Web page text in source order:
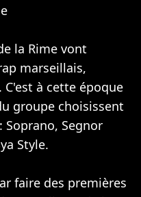
la Rime vont
marseillais,
. C'est à cette époque
groupe choisissent
Soprano, Segnor
Style.
faire des premières